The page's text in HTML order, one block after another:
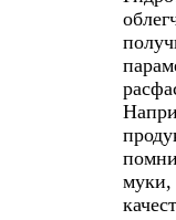
муки,